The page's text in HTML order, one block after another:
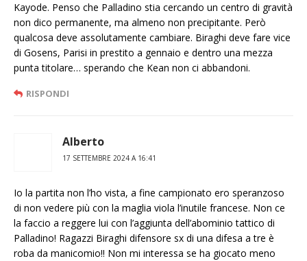
Kayode. Penso che Palladino stia cercando un centro di gravità
non dico permanente, ma almeno non precipitante. Però
qualcosa deve assolutamente cambiare. Biraghi deve fare vice
di Gosens, Parisi in prestito a gennaio e dentro una mezza
punta titolare… sperando che Kean non ci abbandoni.
RISPONDI
Alberto
17 SETTEMBRE 2024 A 16:41
Io la partita non l’ho vista, a fine campionato ero speranzoso
di non vedere più con la maglia viola l’inutile francese. Non ce
la faccio a reggere lui con l’aggiunta dell’abominio tattico di
Palladino! Ragazzi Biraghi difensore sx di una difesa a tre è
roba da manicomio!! Non mi interessa se ha giocato meno